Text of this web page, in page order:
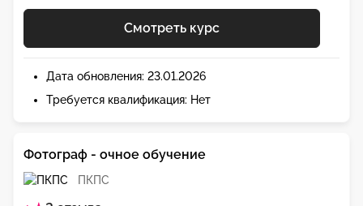
Смотреть курс
Дата обновления: 23.01.2026
Требуется квалификация: Нет
ПКПС
Фотограф - очное обучение